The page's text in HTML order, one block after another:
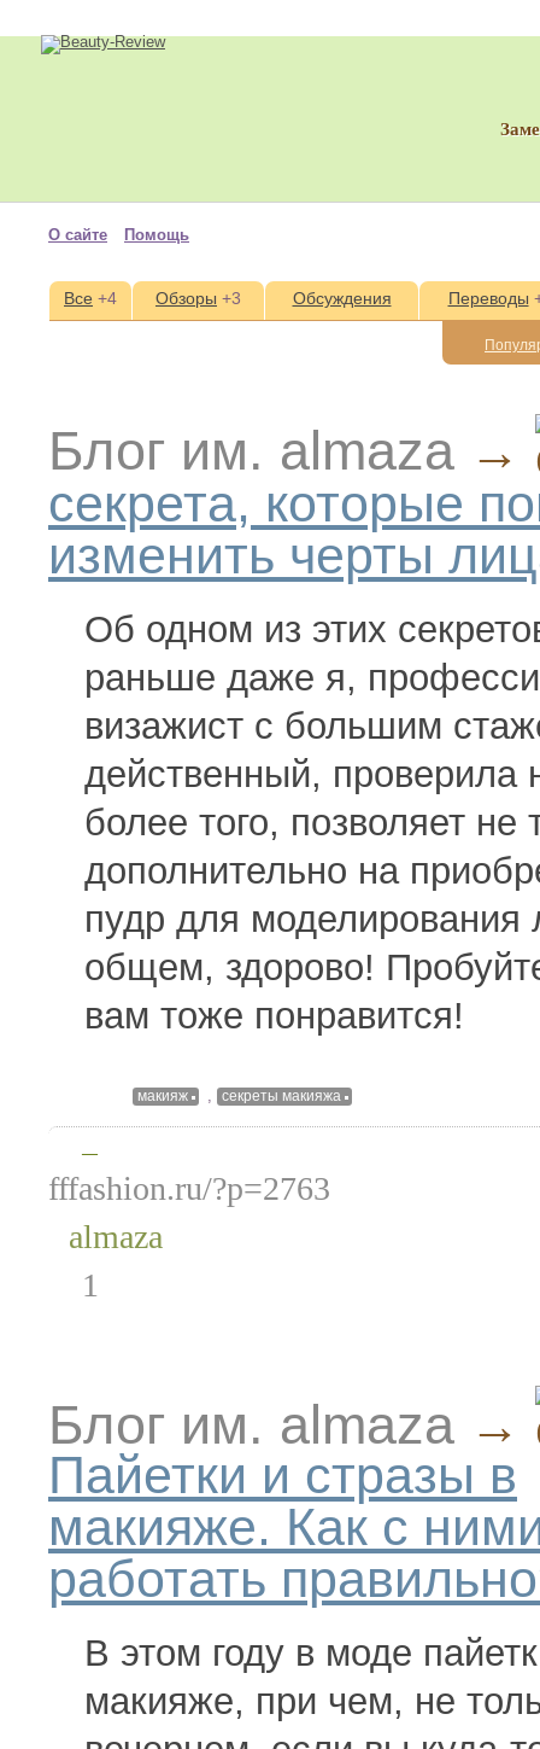
О сайте Помощь
Все +4 Обзоры +3 Обсуждения Переводы
Блог им. almaza →
секрета, которые
изменить черты
Об одном из этих
раньше даже я,
визажист с большим
действенный, проверила
более того, позволяет не
дополнительно на
пудр для моделирования
общем, здорово!
вам тоже понравится!
макияж , секреты макияжа
—
fffashion.ru/?p=2763
almaza
1
Блог им. almaza →
Пайетки и стразы в
макияже. Как с
работать
В этом году в моде
макияже, при чем, не